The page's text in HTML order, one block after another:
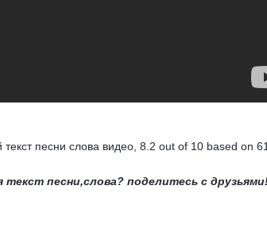
песни слова видео 8.2 out of 10 based on 61
текст песни,слова? поделитесь с